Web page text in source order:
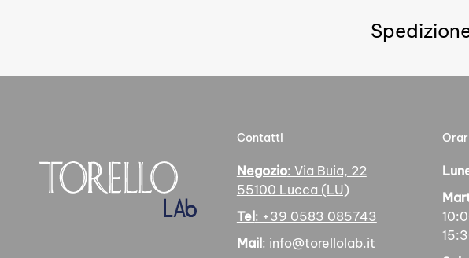
Contatti
Negozio: Via Buia, 22
55100 Lucca (LU)
Tel : +39 0583 085743
Mail : info@torellolab.it